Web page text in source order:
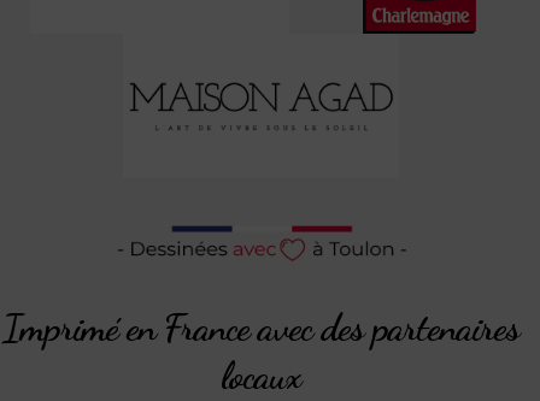
Imprimé en France avec des partenaires
locaux